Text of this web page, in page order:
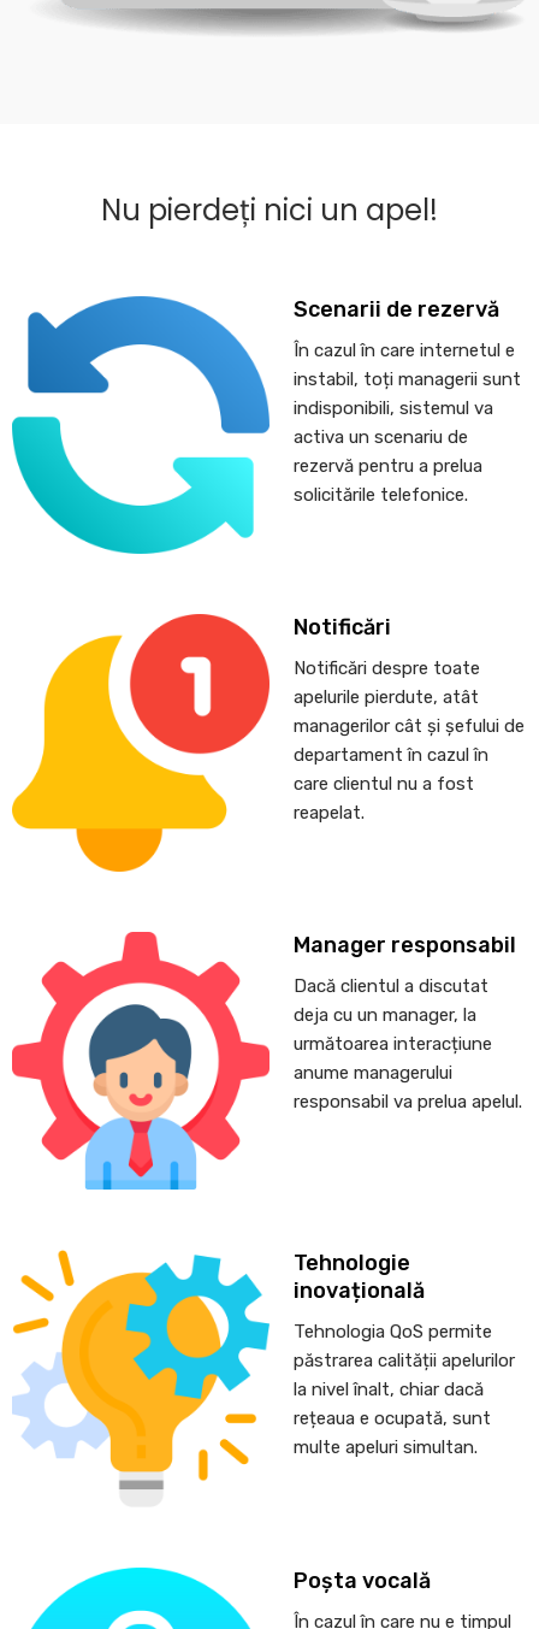
Nu pierdeți nici un apel!
Scenarii de rezervă
În cazul în care internetul e
instabil, toți managerii sunt
indisponibili, sistemul va
activa un scenariu de
rezervă pentru a prelua
solicitările telefonice.
Notificări
Notificări despre toate
apelurile pierdute, atât
managerilor cât și șefului de
departament în cazul în
care clientul nu a fost
reapelat.
Manager responsabil
Dacă clientul a discutat
deja cu un manager, la
următoarea interacțiune
anume managerului
responsabil va prelua apelul.
Tehnologie
inovațională
Tehnologia QoS permite
păstrarea calității apelurilor
la nivel înalt, chiar dacă
rețeaua e ocupată, sunt
multe apeluri simultan.
Poșta vocală
În cazul în care nu e timpul